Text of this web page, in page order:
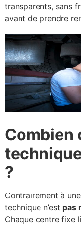
transparents, sans
avant de prendre
Combien
?
Contrairement à
technique n’est pas
Chaque centre fixe